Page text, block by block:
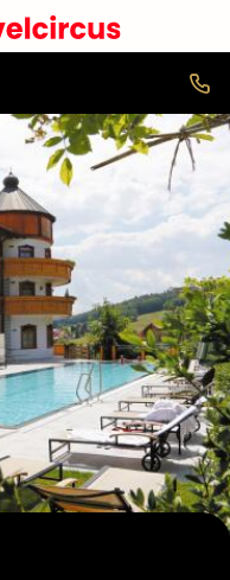
Auf der Karte anzeigen